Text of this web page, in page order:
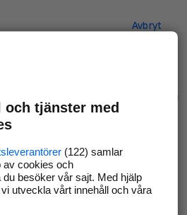
Avbryt
företag
och syns bättre mot
Helt kostnadsfritt.
och tjänster med
(122) samlar
av cookies och
du besöker vår sajt. Med hjälp
utveckla vårt innehåll och våra